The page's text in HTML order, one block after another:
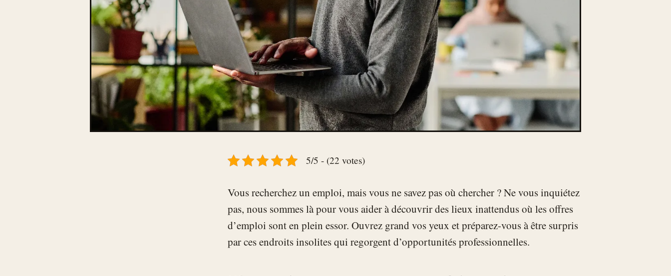
5/5 - (22 votes)
Vous recherchez un emploi, mais vous ne savez pas où chercher ? Ne vous inquiétez
pas, nous sommes là pour vous aider à découvrir des lieux inattendus où les offres
d’emploi sont en plein essor. Ouvrez grand vos yeux et préparez-vous à être surpris
par ces endroits insolites qui regorgent d’opportunités professionnelles.